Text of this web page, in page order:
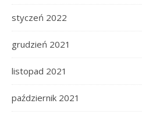
styczeń 2022
grudzień 2021
listopad 2021
październik 2021